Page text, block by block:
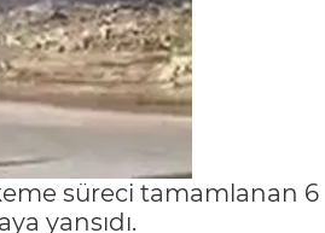
süreci tamamlanan 6
yansıdı.